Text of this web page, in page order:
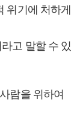
위기에 처하게
고 말할 수 있
람을 위하여